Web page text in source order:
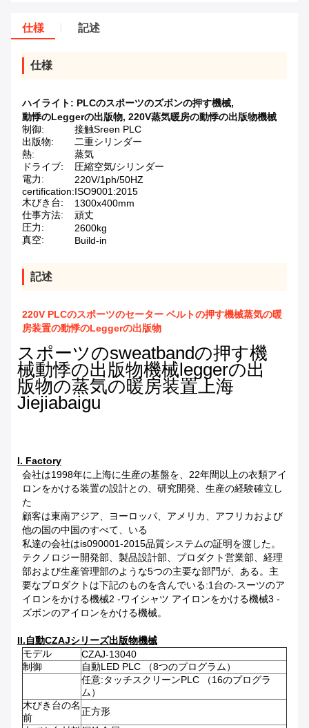
仕様 記述
仕様
ハイライト: PLCのスポーツのズボンの押す機械,
動悸のLeggerの出版物, 220V蒸気暖房の動悸の出版物機械
制御:
接触Sreen PLC
出版物:
二重シリンダー
熱:
蒸気
ドライブ:
圧縮空気/シリンダー
電力:
220V/1ph/50HZ
certification:ISO9001:2015
木びき台:
1300x400mm
仕事方法:
頑丈
圧力:
2600kg
真空:
Build-in
記述
220V PLCのスポーツのセーター ベルトの押す機械蒸気の暖
房装置の動悸のLeggerの出版物
スポーツのsweatbandの押す機
械動悸の出版物機械leggerの出
版物の蒸気の暖房装置上海
Jiejiabaigu
I. Factory
会社は1998年に上海に生産の基盤を、22年間以上の衣類アイ
ロンをかける装置の設計との、研究開発、生産の経験確立し
た
顧客は東南アジア、ヨーロッパ、アメリカ、アフリカおよび
他の国の中国のすべて、いる
私達の会社はis090001-2015品質システムの証明を渡した。
テクノロジー開発部、製品設計部、プロダクト営業部、経理
部および生産管理部のような5つの主要な部門が、ある。主
要なプロダクトは下記のものを含んでいる:1台の-スーツのア
イロンをかける機械2 -ワイシャツ アイロンをかける機械3 -
ズボンのアイロンをかける機械。
II.自動CZAJシリーズ出版物機械
モデル
CZAJ-13040
制御
自動LED PLC （8つのプログラム）
任意:タッチスクリーンPLC （16のプログラ
ム）
木びき台の名
前
正方形